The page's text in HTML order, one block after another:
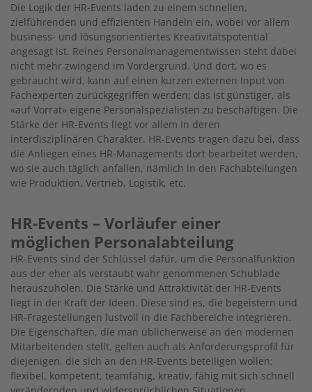
Die Logik der HR-Events laden zu einem schnellen,
zielführenden und effizienten Handeln ein, wobei vor allem
business- und lösungsorientiertes Kreativitätspotential
angesagt ist. Reines Personalmanagementwissen steht dabei
nicht mehr zwingend im Vordergrund. Und dort, wo es
gebraucht wird, kann auf einen kurzen externen Input von
Fachexperten zurückgegriffen werden; das ist günstiger, als
«auf Vorrat» eigene Personalspezialisten zu beschäftigen. Die
Stärke der HR-Events liegt vor allem in deren
interdisziplinären Charakter. HR-Events tragen dazu bei, dass
die Anliegen eines HR-Managements dort bearbeitet werden,
wo sie auch täglich anfallen, nämlich in den Fachabteilungen
wie Produktion, Vertrieb, Logistik, etc.
HR-Events – Vorläufer einer
möglichen Personalabteilung
HR-Events sind der Schlüssel dafür, um die Personalfunktion
aus der eher als verstaubt wahr genommenen Schublade
herauszuholen. Die Stärke und Attraktivität der HR-Events
liegt in der Kraft der Ideen. Diese sind es, die begeistern und
HR-Fragestellungen lustvoll in die Fachbereiche integrieren.
Die Eigenschaften, die man üblicherweise an den modernen
Mitarbeitenden stellt, gelten auch als Anforderungsprofil für
diejenigen, die sich an den HR-Events beteiligen wollen:
flexibel, kompetent, teamfähig, kreativ, fähig mit sich schnell